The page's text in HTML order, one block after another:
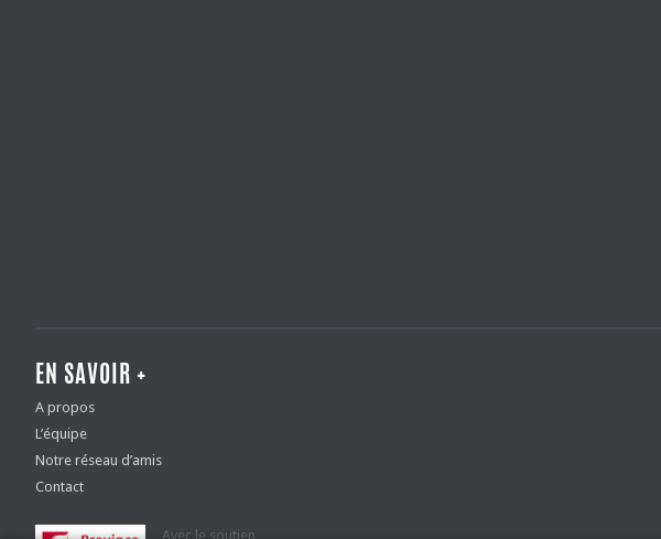
EN SAVOIR +
A propos
L’équipe
Notre réseau d’amis
Contact
Avec le soutien